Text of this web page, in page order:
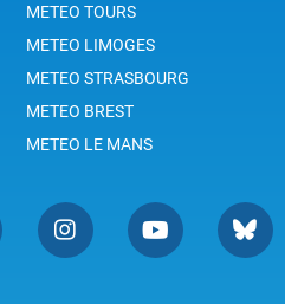
METEO TOURS
METEO LIMOGES
METEO STRASBOURG
METEO BREST
METEO LE MANS